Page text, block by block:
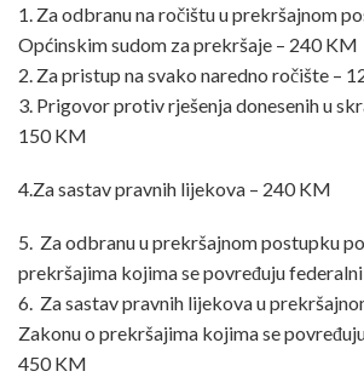
1. Za odbranu na ročištu u prekršajnom
Općinskim sudom za prekršaje – 240 KM
2. Za pristup na svako naredno ročište –
3. Prigovor protiv rješenja donesenih u
150 KM
4.Za sastav pravnih lijekova – 240 KM
5. Za odbranu u prekršajnom postupku
prekršajima kojima se povređuju
6. Za sastav pravnih lijekova u
Zakonu o prekršajima kojima se
450 KM